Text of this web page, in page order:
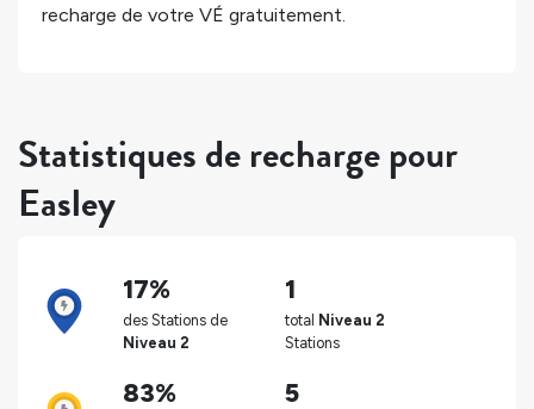
recharge de votre VÉ gratuitement.
Statistiques de recharge pour
Easley
17%
des Stations de
Niveau 2
1
total Niveau 2
Stations
83% 5